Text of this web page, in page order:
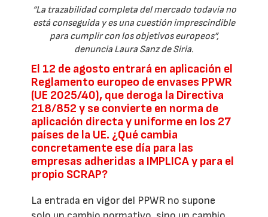
“La trazabilidad completa del mercado todavía no
está conseguida y es una cuestión imprescindible
para cumplir con los objetivos europeos”,
denuncia Laura Sanz de Siria.
El 12 de agosto entrará en aplicación el
Reglamento europeo de envases PPWR
(UE 2025/40), que deroga la Directiva
218/852 y se convierte en norma de
aplicación directa y uniforme en los 27
países de la UE. ¿Qué cambia
concretamente ese día para las
empresas adheridas a IMPLICA y para el
propio SCRAP?
La entrada en vigor del PPWR no supone